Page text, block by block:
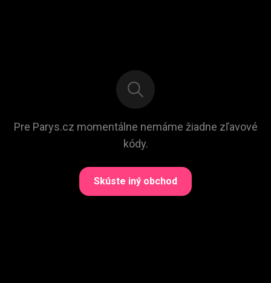
Pre Parys.cz momentálne nemáme žiadne zľavové
kódy.
Skúste iný obchod